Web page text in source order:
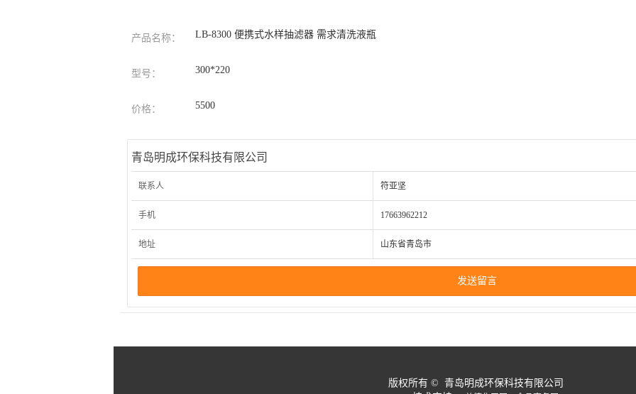
产品名称： LB-8300 便携式水样抽滤器 需求清洗液瓶
型号： 300*220
价格： 5500
青岛明成环保科技有限公司
联系人 符亚坚
手机 17663962212
地址 山东省青岛市
发送留言
版权所有 © 青岛明成环保科技有限公司